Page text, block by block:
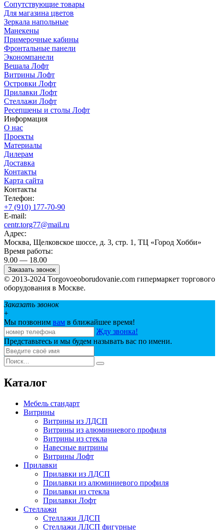
Сопутствующие товары
Для магазина цветов
Зеркала напольные
Манекены
Примерочные кабины
Фронтальные панели
Экономпанели
Вешала Лофт
Витрины Лофт
Островки Лофт
Прилавки Лофт
Стеллажи Лофт
Ресепшены и столы Лофт
Информация
О нас
Проекты
Материалы
Дилерам
Доставка
Контакты
Карта сайта
Контакты
Телефон:
+7 (910) 177-70-90
E-mail:
centr.torg77@mail.ru
Адрес:
Москва, Щелковское шоссе, д. 3, стр. 1, ТЦ «Город Хобби»
Время работы:
9.00 — 18.00
Заказать звонок
© 2013-2024 Torgovoeoborudovanie.com гипермаркет торгового
оборудования в Москве.
Заказать звонок
+
Мы позвоним вам в ближайшее время!
Жду звонка!
Представьтесь и мы будем называть вас по имени.
Каталог
Мебель стандарт
Витрины
Витрины из ЛДСП
Витрины из алюминиевого профиля
Витрины из стекла
Навесные витрины
Витрины Лофт
Прилавки
Прилавки из ЛДСП
Прилавки из алюминиевого профиля
Прилавки из стекла
Прилавки Лофт
Стеллажи
Стеллажи ЛДСП
Стеллажи ЛДСП фигурные